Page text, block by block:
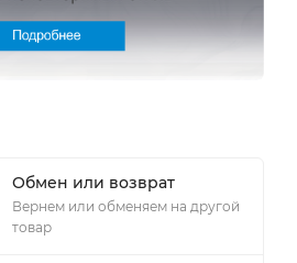
Обмен или возврат
Вернем или обменяем на другой
товар